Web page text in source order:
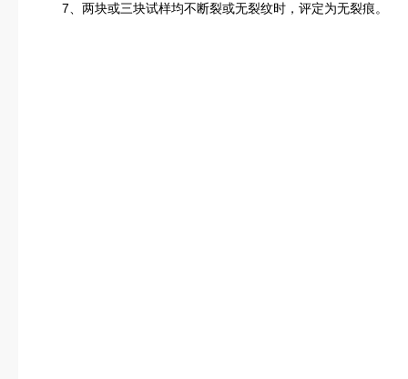
7、两块或三块试样均不断裂或无裂纹时，评定为无裂痕。